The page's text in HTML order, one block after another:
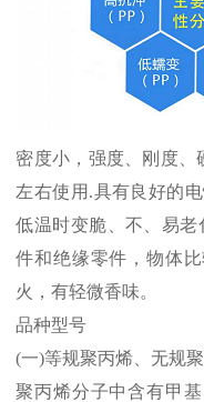
密度小，强度、刚度、
左右使用 .具有良好的
低温时变脆、不、易老
件和绝缘零件，物体
火，有轻微香味。
品种型号
(一)等规聚丙烯、无规
聚丙烯分子中含有甲